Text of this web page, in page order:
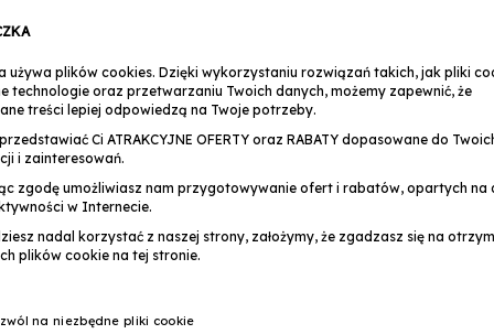
używa plików cookies. Dzięki wykorzystaniu rozwiązań takich, jak pliki
technologie oraz przetwarzaniu Twoich danych, możemy zapewnić, że
treści lepiej odpowiedzą na Twoje potrzeby.
Ci ATRAKCYJNE OFERTY oraz RABATY dopasowane do
i zainteresowań.
zgodę umożliwiasz nam przygotowywanie ofert i rabatów, opartych na
w Internecie.
nadal korzystać z naszej strony, założymy, że zgadzasz się na
plików cookie na tej stronie.
na niezbędne pliki cookie